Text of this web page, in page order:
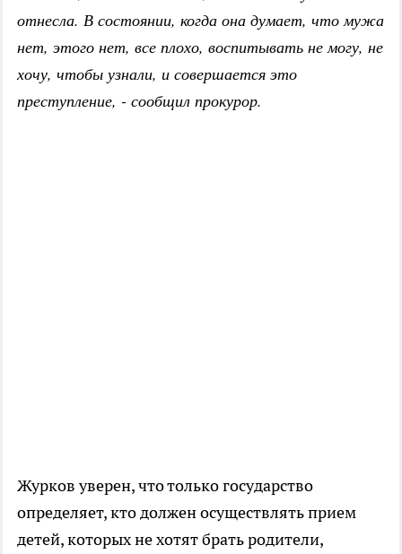
отнесла. В состоянии, когда она думает, что мужа
нет, этого нет, все плохо, воспитывать не могу, не
хочу, чтобы узнали, и совершается это
преступление, - сообщил прокурор.
Журков уверен, что только государство
определяет, кто должен осуществлять прием
детей, которых не хотят брать родители,